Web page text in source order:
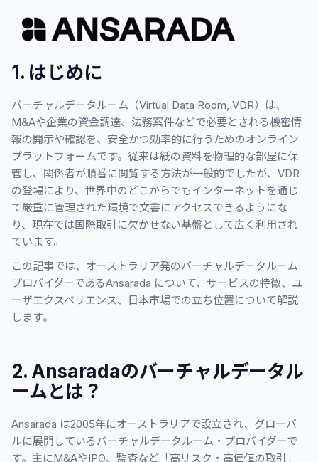
1. はじめに
バーチャルデータルーム（Virtual Data Room, VDR）は、
M&Aや企業の資金調達、法務案件などで必要とされる機密情
報の開示や確認を、安全かつ効率的に行うためのオンライン
プラットフォームです。従来は紙の資料を物理的な部屋に保
管し、関係者が順番に閲覧する方法が一般的でしたが、VDR
の登場により、世界中のどこからでもインターネットを通じ
て厳重に管理された環境で文書にアクセスできるようにな
り、現在では国際取引に欠かせない基盤として広く利用され
ています。
この記事では、オーストラリア発のバーチャルデータルーム
プロバイダーであるAnsarada について、サービスの特徴、ユ
ーザエクスペリエンス、日本市場での立ち位置について解説
します。
2. Ansaradaのバーチャルデータル
ームとは？
Ansarada は2005年にオーストラリアで設立され、グローバ
ルに展開しているバーチャルデータルーム・プロバイダーで
す。主にM&AやIPO、監査など「高リスク・高価値の取引」